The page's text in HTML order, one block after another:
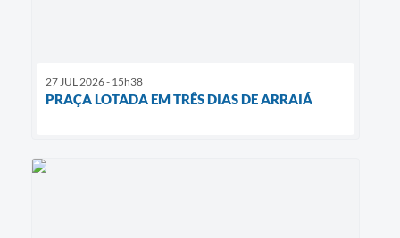
27 JUL 2026 - 15h38
PRAÇA LOTADA EM TRÊS DIAS DE ARRAIÁ